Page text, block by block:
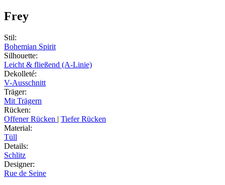
Frey
Stil:
Bohemian Spirit
Silhouette:
Leicht & fließend (A-Linie)
Dekolleté:
V-Ausschnitt
Träger:
Mit Trägern
Rücken:
Offener Rücken | Tiefer Rücken
Material:
Tüll
Details:
Schlitz
Designer:
Rue de Seine